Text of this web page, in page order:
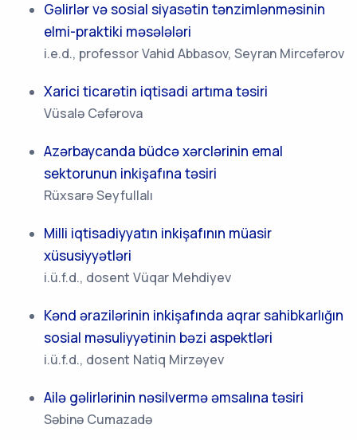
Gəlirlər və sosial siyasətin tənzimlənməsinin
elmi-praktiki məsələləri
i.e.d., professor Vahid Abbasov, Seyran Mircəfərov
Xarici ticarətin iqtisadi artıma təsiri
Vüsalə Cəfərova
Azərbaycanda büdcə xərclərinin emal
sektorunun inkişafına təsiri
Rüxsarə Seyfullalı
Milli iqtisadiyyatın inkişafının müasir
xüsusiyyətləri
i.ü.f.d., dosent Vüqar Mehdiyev
Kənd ərazilərinin inkişafında aqrar sahibkarlığın
sosial məsuliyyətinin bəzi aspektləri
i.ü.f.d., dosent Natiq Mirzəyev
Ailə gəlirlərinin nəsilvermə əmsalına təsiri
Səbinə Cumazadə